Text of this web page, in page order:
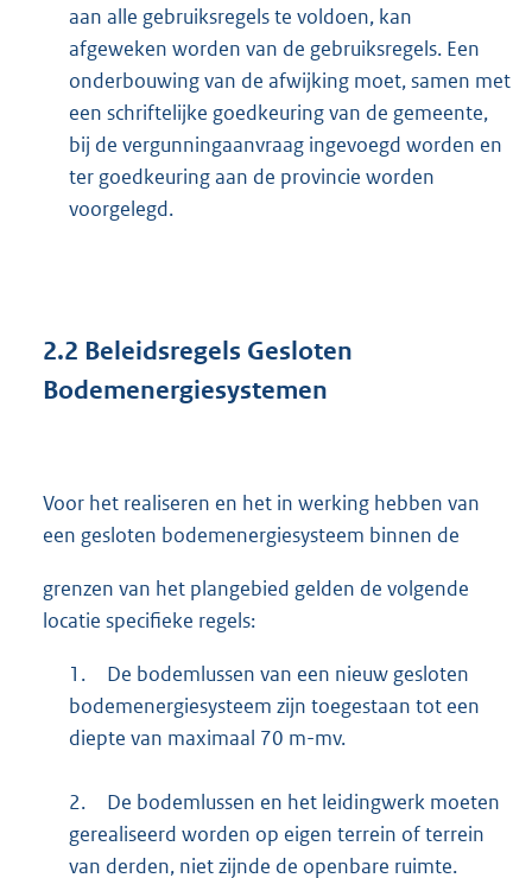
aan alle gebruiksregels te voldoen, kan
afgeweken worden van de gebruiksregels. Een
onderbouwing van de afwijking moet, samen met
een schriftelijke goedkeuring van de gemeente,
bij de vergunningaanvraag ingevoegd worden en
ter goedkeuring aan de provincie worden
voorgelegd.
2.2 Beleidsregels Gesloten
Bodemenergiesystemen
Voor het realiseren en het in werking hebben van
een gesloten bodemenergiesysteem binnen de
grenzen van het plangebied gelden de volgende
locatie specifieke regels:
1.
De bodemlussen van een nieuw gesloten
bodemenergiesysteem zijn toegestaan tot een
diepte van maximaal 70 m-mv.
2.
De bodemlussen en het leidingwerk moeten
gerealiseerd worden op eigen terrein of terrein
van derden, niet zijnde de openbare ruimte.